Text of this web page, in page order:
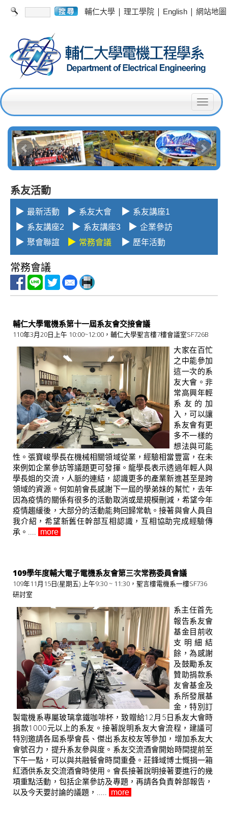
輔仁大學 | 理工學院 | English | 網站地圖
T
g
g
l
i
o
n
系友活動
▶ 最新活動 ▶ 系友大會 ▶ 系友講座1
▶ 系友講座2 ▶ 系友講座3 ▶ 企業參訪
▶ 聚會聯誼 ▶ 常務會議 ▶ 歷年活動
常務會議
輔仁大學電機系第十一屆系友會交接會議
110年3月20日上午 10:00~12:00，輔仁大學聖言樓7樓會議室SF726B
大家在百忙
之中能參加
這一次的系
友大會。非
常高興年輕
系友的加
入，可以讓
系友會有更
多不一樣的
想法與可能
性。張寶峻學長在機械相關領域從業，經驗相當豐富，在未
來例如企業參訪等議題更可發揮。龍學長表示透過年輕人與
學長姐的交流，人脈的連結，認識更多的產業新進甚至是跨
領域的資源。何如前會長感謝下一屆的學弟妹的幫忙，去年
因為疫情的關係有很多的活動取消或是規模刪減，希望今年
疫情趨緩後，大部分的活動能夠回歸常軌。接著與會人員自
我介紹，希望新舊任幹部互相認識，互相協助完成經驗傳
承。.... more
109學年度輔大電子電機系友會第三次常務委員會議
109年11月15日(星期五) 上午9:30 ~ 11:30，聖言樓電機系一樓SF736
研討室
系主任首先
報告系友會
基金目前收
支明細結
餘，為感謝
及鼓勵系友
贊助捐款系
友會基金及
系所發展基
金，特別訂
製電機系專屬玻璃拿鐵咖啡杯，致贈給12月5日系友大會時
捐款1000元以上的系友。接著說明系友大會流程，建議可
特別邀請各屆系學會長、傑出系友校友等參加，增加系友大
會號召力，提升系友參與度。系友交流酒會開始時間提前至
下午一點，可以與共融餐會時間重叠。莊鋒域博士慨捐一箱
紅酒供系友交流酒會時使用。會長接著說明接著要進行的幾
項重點活動，包括企業參訪及專題，再請各負責幹部報告，
以及今天要討論的議題，​..... more